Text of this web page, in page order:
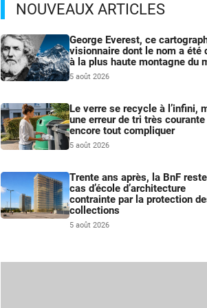
NOUVEAUX ARTICLES
George Everest, ce
visionnaire dont le nom a été
à la plus haute montagne du
5 août 2026
Le verre se recycle à l’infini,
une erreur de tri très
encore tout compliquer
5 août 2026
Trente ans après, la BnF
cas d’école d’architecture
contrainte par la protection
collections
5 août 2026